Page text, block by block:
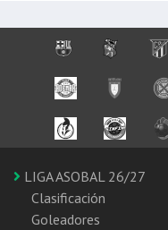
LIGA ASOBAL 26/27
Clasificación
Goleadores